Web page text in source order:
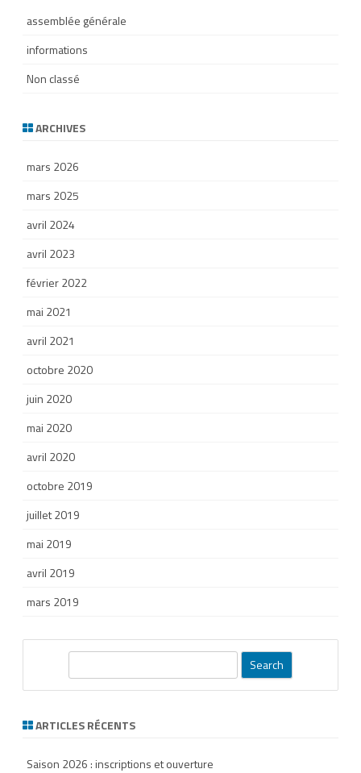
assemblée générale
informations
Non classé
ARCHIVES
mars 2026
mars 2025
avril 2024
avril 2023
février 2022
mai 2021
avril 2021
octobre 2020
juin 2020
mai 2020
avril 2020
octobre 2019
juillet 2019
mai 2019
avril 2019
mars 2019
r
h
ARTICLES RÉCENTS
Saison 2026 : inscriptions et ouverture